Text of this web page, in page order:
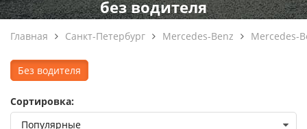
без водителя
Главная Санкт-Петербург Mercedes-Benz Mercedes-
Без водителя
Сортировка: